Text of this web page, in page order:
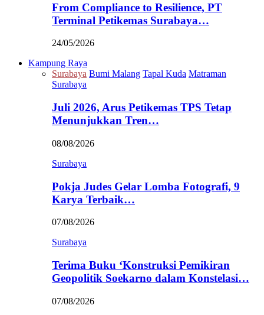
From Compliance to Resilience, PT
Terminal Petikemas Surabaya…
24/05/2026
Kampung Raya
Surabaya Bumi Malang Tapal Kuda Matraman
Surabaya
Juli 2026, Arus Petikemas TPS Tetap
Menunjukkan Tren…
08/08/2026
Surabaya
Pokja Judes Gelar Lomba Fotografi, 9
Karya Terbaik…
07/08/2026
Surabaya
Terima Buku ‘Konstruksi Pemikiran
Geopolitik Soekarno dalam Konstelasi…
07/08/2026